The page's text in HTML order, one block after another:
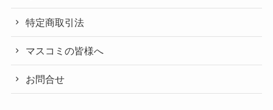
特定商取引法
マスコミの皆様へ
お問合せ